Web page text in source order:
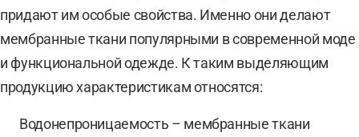
придают им особые свойства. Именно они делают
мембранные ткани популярными в современной моде
и функциональной одежде. К таким выделяющим
продукцию характеристикам относятся:
Водонепроницаемость – мембранные ткани